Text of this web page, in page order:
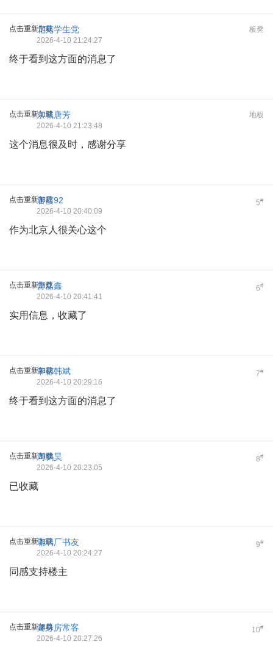
点击重新加载 板凳
北苑学生党
2026-4-10 21:24:27
终于看到这方面的消息了
点击重新加载 地板
京城唐芳
2026-4-10 21:23:48
这个消息很及时，感谢分享
点击重新加载 5#
唐霞92
2026-4-10 20:40:09
作为北京人很关心这个
点击重新加载 6#
曹磊鑫
2026-4-10 20:41:41
实用信息，收藏了
点击重新加载 7#
帝都韩斌
2026-4-10 20:29:16
终于看到这方面的消息了
点击重新加载 8#
周鹏昊
2026-4-10 20:23:05
已收藏
点击重新加载 9#
琉璃厂书友
2026-4-10 20:24:27
同感支持楼主
点击重新加载 10#
健身房常客
2026-4-10 20:27:26